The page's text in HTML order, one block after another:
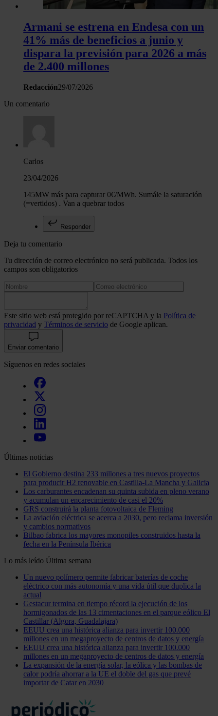
Armani se estrena en Endesa con un
41% más de beneficios a junio y
dispara la previsión para 2026 a más
de 2.400 millones
Redacción29/07/2026
Un comentario
Carlos
23/04/2026
145MW más para capturar 0€/MWh. Sumále la saturación
(=vertidos) . Van a quebrar todos
Responder
Deja tu comentario
Tu dirección de correo electrónico no será publicada. Todos los
campos son obligatorios
Este sitio web está protegido por reCAPTCHA y la Política de
privacidad y Términos de servicio de Google aplican.
Enviar comentario
Síguenos en redes sociales
Últimas noticias
El Gobierno destina 233 millones a tres nuevos proyectos
para producir H2 renovable en Castilla-La Mancha y Galicia
Los carburantes encadenan su quinta subida en pleno verano
y acumulan un encarecimiento de casi el 20%
GRS construirá la planta fotovoltaica de Fleming
La aviación eléctrica se acerca a 2030, pero reclama inversión
y cambios normativos
Bilbao fabrica los mayores monopiles construidos hasta la
fecha en la Península Ibérica
Lo más leído Última semana
Un nuevo polímero permite fabricar baterías de coche
eléctrico con más autonomía y una vida útil que duplica la
actual
Gestacur termina en tiempo récord la ejecución de los
hormigonados de las 13 cimentaciones en el parque eólico El
Castillar (Algora, Guadalajara)
EEUU crea una histórica alianza para invertir 100.000
millones en un megaproyecto de centros de datos y energía
EEUU crea una histórica alianza para invertir 100.000
millones en un megaproyecto de centros de datos y energía
La expansión de la energía solar, la eólica y las bombas de
calor podría ahorrar a la UE el doble del gas que prevé
importar de Catar en 2030